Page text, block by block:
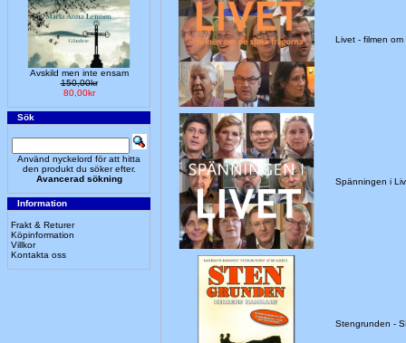
Avskild men inte ensam
150,00kr
80,00kr
Sök
Använd nyckelord för att hitta
den produkt du söker efter.
Avancerad sökning
Information
Frakt & Returer
Köpinformation
Villkor
Kontakta oss
Livet - filmen
Spänningen i
Stengrunden -